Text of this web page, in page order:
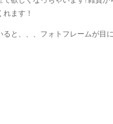
ます！
と、、、フォトフレームが目